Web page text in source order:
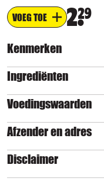
VOEG TOE 229
Kenmerken
Ingrediënten
Voedingswaarden
Afzender en adres
Disclaimer